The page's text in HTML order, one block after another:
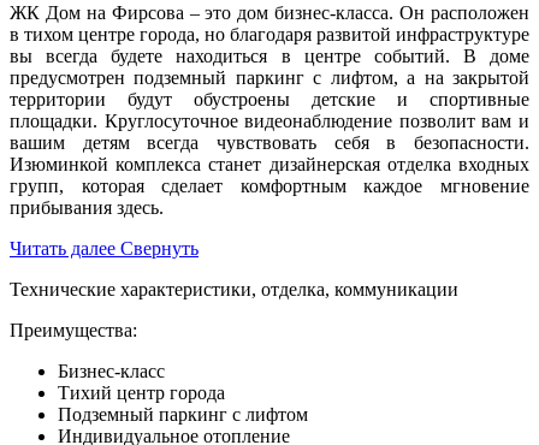
ЖК Дом на Фирсова – это дом бизнес-класса. Он расположен
в тихом центре города, но благодаря развитой инфраструктуре
вы всегда будете находиться в центре событий. В доме
предусмотрен подземный паркинг с лифтом, а на закрытой
территории будут обустроены детские и спортивные
площадки. Круглосуточное видеонаблюдение позволит вам и
вашим детям всегда чувствовать себя в безопасности.
Изюминкой комплекса станет дизайнерская отделка входных
групп, которая сделает комфортным каждое мгновение
прибывания здесь.
Читать далее Свернуть
Технические характеристики, отделка, коммуникации
Преимущества:
Бизнес-класс
Тихий центр города
Подземный паркинг с лифтом
Индивидуальное отопление